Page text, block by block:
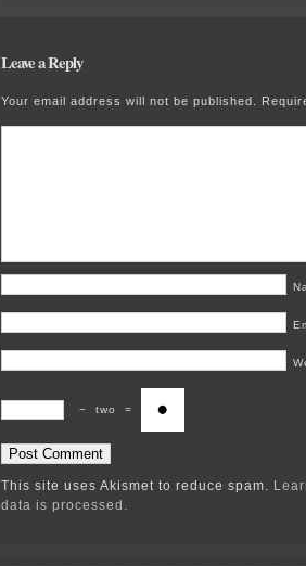
Leave a Reply
Your email address will not be published.
− two =
This site uses Akismet to reduce spam.
data is processed.